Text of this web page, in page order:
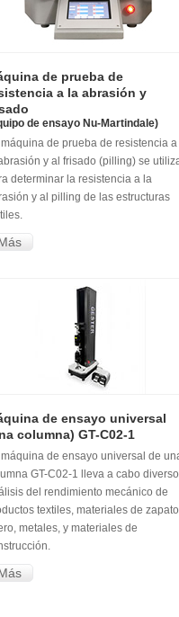
de prueba de
a la abrasión y
de ensayo Nu-Martindale)
máquina de prueba de resistencia a
y al frisado (pilling) se
determinar la resistencia a la
y al pilling de las estructuras
de ensayo universal
columna) GT-C02-1
máquina de ensayo universal de
GT-C02-1 lleva a cabo
del rendimiento mecánico de
textiles, materiales de
metales, y materiales de